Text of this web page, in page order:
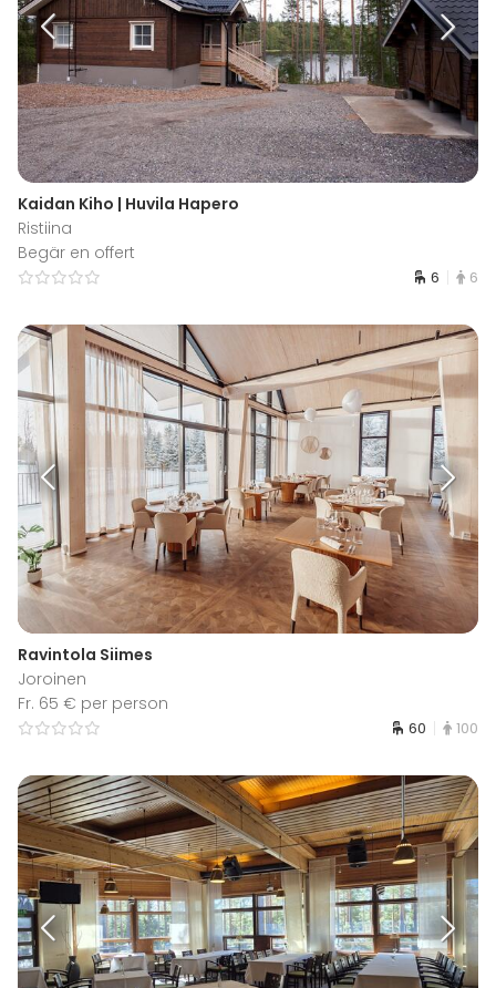
Kaidan Kiho | Huvila Hapero
Ristiina
Begär en offert
6 6
Ravintola Siimes
Joroinen
Fr. 65 € per person
60 100